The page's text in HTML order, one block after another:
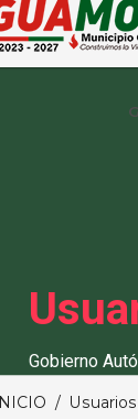
Gobierno
INICIO